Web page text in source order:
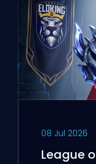
08 Jul 2026
League